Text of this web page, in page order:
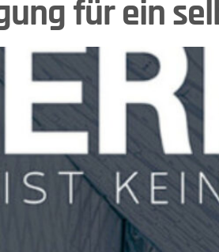
für ein